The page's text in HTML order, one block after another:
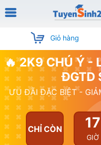
Giỏ hàng
🔥 2K9 CHÚ Ý -
ĐGTD
ƯU ĐÃI ĐẶC BIỆT -
CHỈ CÒN 17
GIỜ